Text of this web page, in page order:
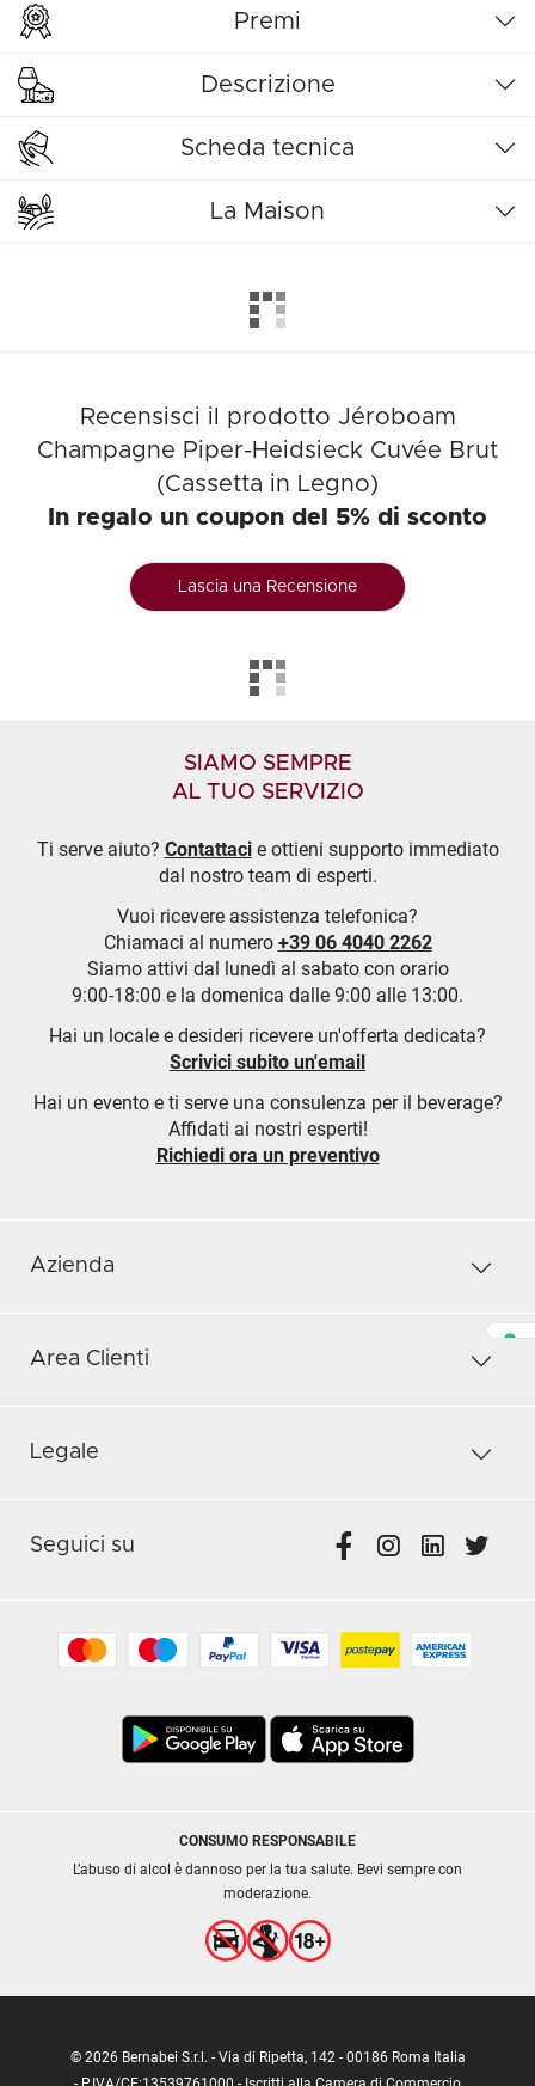
Premi
Descrizione
Scheda tecnica
La Maison
Recensisci il prodotto Jéroboam
Champagne Piper-Heidsieck Cuvée Brut
(Cassetta in Legno)
In regalo un coupon del 5% di sconto
Lascia una Recensione
SIAMO SEMPRE
AL TUO SERVIZIO
Ti serve aiuto? Contattacie ottieni supporto immediato
dal nostro team di esperti.
Vuoi ricevere assistenza telefonica?
Chiamaci al numero +39 06 4040 2262
Siamo attivi dal lunedì al sabato con orario
9:00-18:00 e la domenica dalle 9:00 alle 13:00.
Hai un locale e desideri ricevere un'offerta dedicata?
Scrivici subito un'email
Hai un evento e ti serve una consulenza per il beverage?
Affidati ai nostri esperti!
Richiedi ora un preventivo
Azienda
Area Clienti
Legale
Seguici su
CONSUMO RESPONSABILE
L’abuso di alcol è dannoso per la tua salute. Bevi sempre con
moderazione.
© 2026 Bernabei S.r.l. - Via di Ripetta, 142 - 00186 Roma Italia